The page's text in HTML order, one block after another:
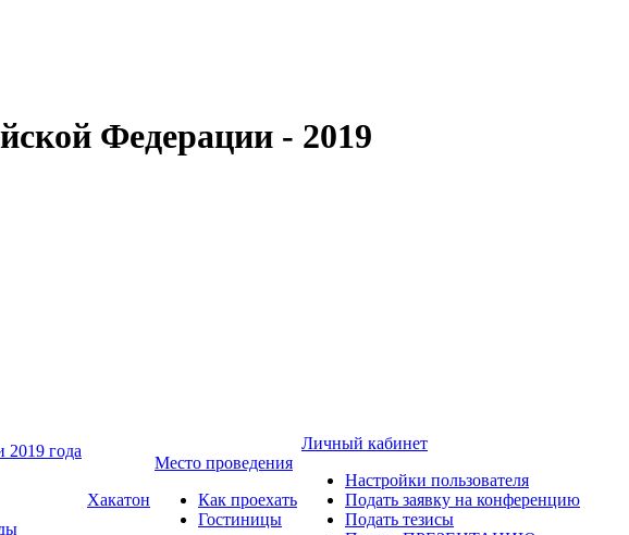
Федерации - 2019
2019 года
Хакатон
Место проведения
Как проехать
Гостиницы
Личный кабинет
Настройки пользователя
Подать заявку на конференцию
Подать тезисы